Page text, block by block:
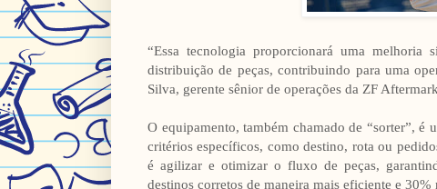
“Essa tecnologia proporcionará uma
distribuição de peças, contribuindo para uma
Silva, gerente sênior de operações da ZF
O equipamento, também chamado de “sorter”, é
critérios específicos, como destino, rota ou
é agilizar e otimizar o fluxo de peças,
destinos corretos de maneira mais eficiente e 30%